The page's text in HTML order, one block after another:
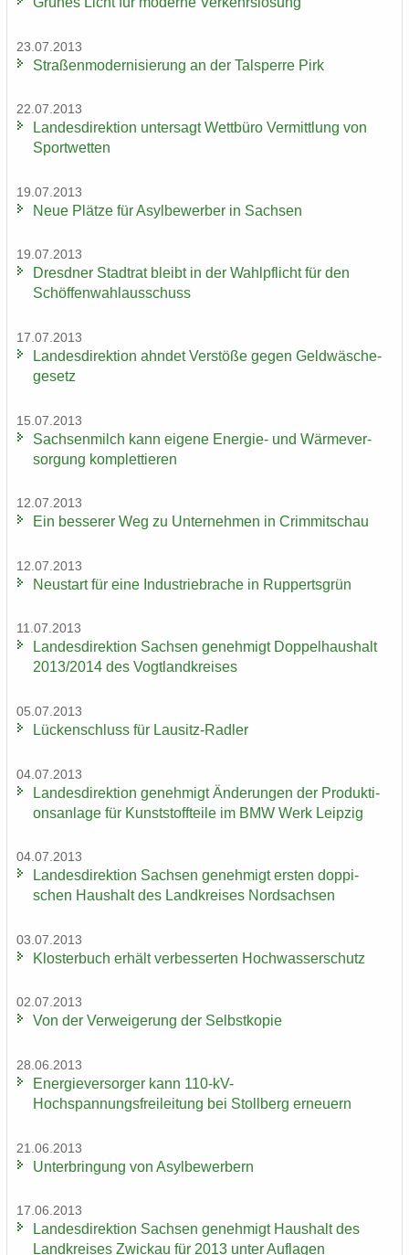
23.07.2013
Stra­ßen­mo­der­ni­sie­rung an der Tal­sper­re Pirk
22.07.2013
Lan­des­di­rek­ti­on un­ter­sagt Wett­bü­ro Ver­mitt­lung von
Sport­wet­ten
19.07.2013
Neue Plät­ze für Asyl­be­wer­ber in Sach­sen
19.07.2013
Dresd­ner Stadt­rat bleibt in der Wahl­pflicht für den
Schöf­fen­wahl­aus­schuss
17.07.2013
Lan­des­di­rek­ti­on ahn­det Ver­stö­ße gegen Geld­wä­sche­
ge­setz
15.07.2013
Sach­sen­milch kann ei­ge­ne Energie-​ und Wär­me­ver­
sor­gung kom­plet­tie­ren
12.07.2013
Ein bes­se­rer Weg zu Un­ter­neh­men in Crim­mit­schau
12.07.2013
Neu­start für eine In­dus­trie­bra­che in Rup­perts­grün
11.07.2013
Lan­des­di­rek­ti­on Sach­sen ge­neh­migt Dop­pel­haus­halt
2013/2014 des Vogt­land­krei­ses
05.07.2013
Lü­cken­schluss für Lausitz-​Radler
04.07.2013
Lan­des­di­rek­ti­on ge­neh­migt Än­de­run­gen der Pro­duk­ti­
ons­an­la­ge für Kunst­stoff­tei­le im BMW Werk Leip­zig
04.07.2013
Lan­des­di­rek­ti­on Sach­sen ge­neh­migt ers­ten dop­pi­
schen Haus­halt des Land­krei­ses Nord­sach­sen
03.07.2013
Klos­ter­buch er­hält ver­bes­ser­ten Hoch­was­ser­schutz
02.07.2013
Von der Ver­wei­ge­rung der Selbst­ko­pie
28.06.2013
En­er­gie­ver­sor­ger kann 110-​kV-
Hochspannungsfreileitung bei Stoll­berg er­neu­ern
21.06.2013
Un­ter­brin­gung von Asyl­be­wer­bern
17.06.2013
Lan­des­di­rek­ti­on Sach­sen ge­neh­migt Haus­halt des
Land­krei­ses Zwi­ckau für 2013 unter Auf­la­gen